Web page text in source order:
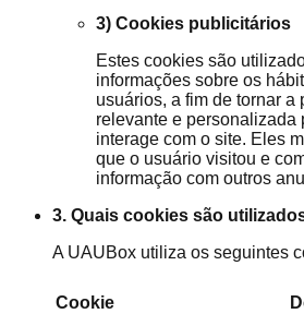
3) Cookies publicitários
Estes cookies são
informações sobre os
usuários, a fim de tornar a
relevante e personalizada
interage com o site. Eles
que o usuário visitou e
informação com outros
3. Quais cookies são
A UAUBox utiliza os seguintes
Cookie